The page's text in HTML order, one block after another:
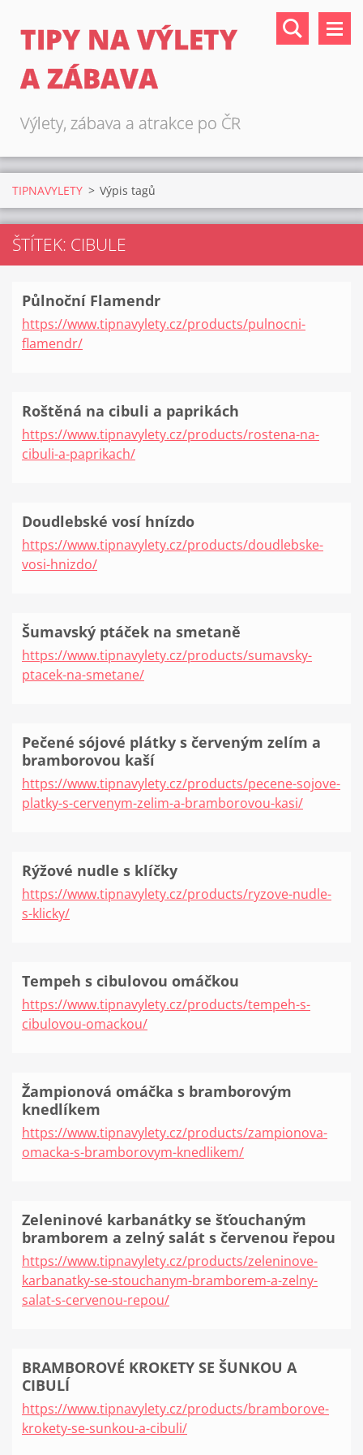
TIPY NA VÝLETY
A ZÁBAVA
Výlety, zábava a atrakce po ČR
TIPNAVYLETY > Výpis tagů
ŠTÍTEK: CIBULE
Půlnoční Flamendr
https://www.tipnavylety.cz/products/pulnocni-
flamendr/
Roštěná na cibuli a paprikách
https://www.tipnavylety.cz/products/rostena-na-
cibuli-a-paprikach/
Doudlebské vosí hnízdo
https://www.tipnavylety.cz/products/doudlebske-
vosi-hnizdo/
Šumavský ptáček na smetaně
https://www.tipnavylety.cz/products/sumavsky-
ptacek-na-smetane/
Pečené sójové plátky s červeným zelím a
bramborovou kaší
https://www.tipnavylety.cz/products/pecene-sojove-
platky-s-cervenym-zelim-a-bramborovou-kasi/
Rýžové nudle s klíčky
https://www.tipnavylety.cz/products/ryzove-nudle-
s-klicky/
Tempeh s cibulovou omáčkou
https://www.tipnavylety.cz/products/tempeh-s-
cibulovou-omackou/
Žampionová omáčka s bramborovým
knedlíkem
https://www.tipnavylety.cz/products/zampionova-
omacka-s-bramborovym-knedlikem/
Zeleninové karbanátky se šťouchaným
bramborem a zelný salát s červenou řepou
https://www.tipnavylety.cz/products/zeleninove-
karbanatky-se-stouchanym-bramborem-a-zelny-
salat-s-cervenou-repou/
BRAMBOROVÉ KROKETY SE ŠUNKOU A
CIBULÍ
https://www.tipnavylety.cz/products/bramborove-
krokety-se-sunkou-a-cibuli/